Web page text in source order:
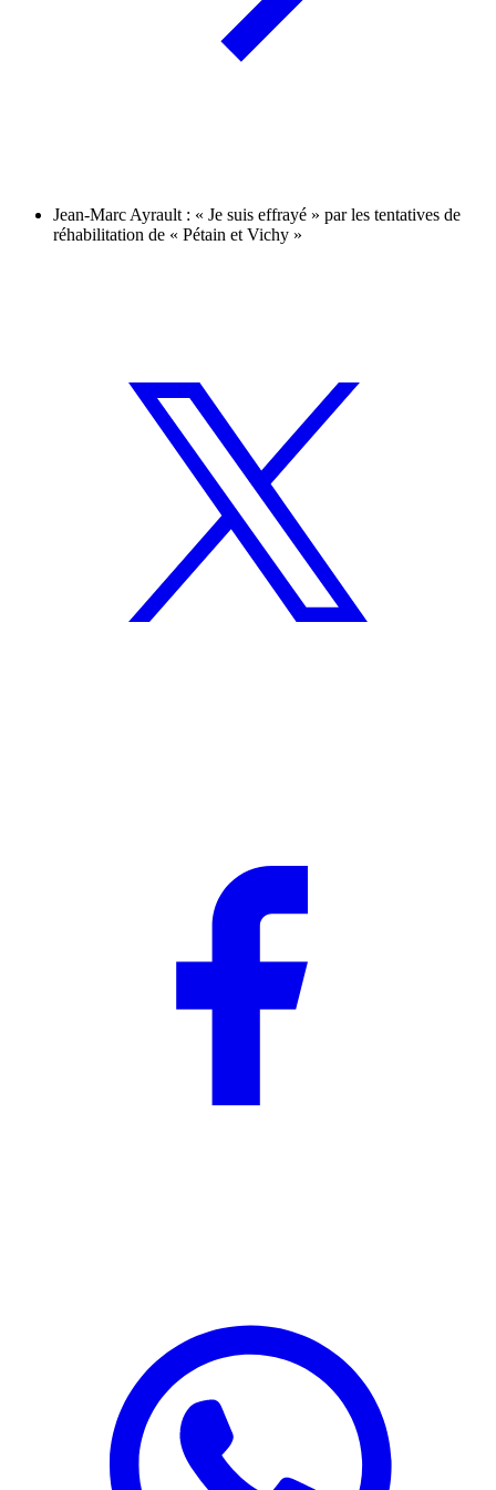
Jean-Marc Ayrault : « Je suis effrayé » par les tentatives de
réhabilitation de « Pétain et Vichy »